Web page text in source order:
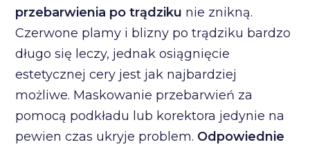
przebarwienia po trądziku nie znikną.
Czerwone plamy i blizny po trądziku bardzo
długo się leczy, jednak osiągnięcie
estetycznej cery jest jak najbardziej
możliwe. Maskowanie przebarwień za
pomocą podkładu lub korektora jedynie na
pewien czas ukryje problem. Odpowiednie